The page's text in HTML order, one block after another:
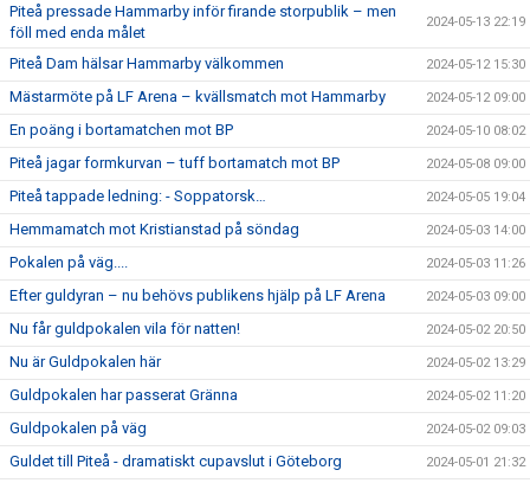
Piteå pressade Hammarby inför firande storpublik – men
föll med enda målet
2024-05-13 22:19
Piteå Dam hälsar Hammarby välkommen 2024-05-12 15:30
Mästarmöte på LF Arena – kvällsmatch mot Hammarby 2024-05-12 09:00
En poäng i bortamatchen mot BP 2024-05-10 08:02
Piteå jagar formkurvan – tuff bortamatch mot BP 2024-05-08 09:00
Piteå tappade ledning: - Soppatorsk… 2024-05-05 19:04
Hemmamatch mot Kristianstad på söndag 2024-05-03 14:00
Pokalen på väg.... 2024-05-03 11:26
Efter guldyran – nu behövs publikens hjälp på LF Arena 2024-05-03 09:00
Nu får guldpokalen vila för natten! 2024-05-02 20:50
Nu är Guldpokalen här 2024-05-02 13:29
Guldpokalen har passerat Gränna 2024-05-02 11:20
Guldpokalen på väg 2024-05-02 09:03
Guldet till Piteå - dramatiskt cupavslut i Göteborg 2024-05-01 21:32